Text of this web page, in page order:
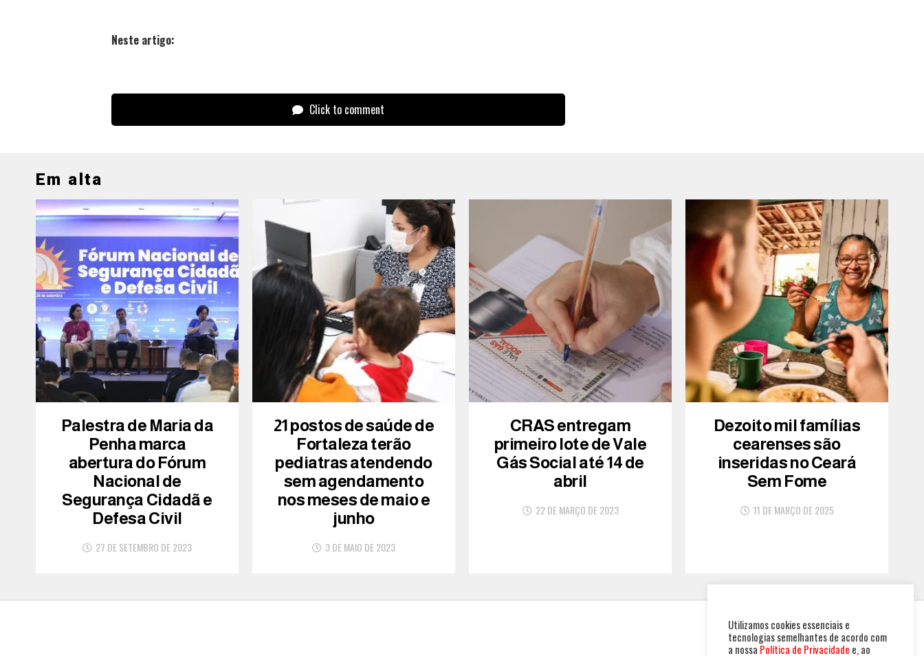
Neste artigo:
Click to comment
Em alta
Palestra de Maria da
Penha marca
abertura do Fórum
Nacional de
Segurança Cidadã e
Defesa Civil
27 DE SETEMBRO DE 2023
21 postos de saúde de
Fortaleza terão
pediatras atendendo
sem agendamento
nos meses de maio e
junho
3 DE MAIO DE 2023
CRAS entregam
primeiro lote de Vale
Gás Social até 14 de
abril
22 DE MARÇO DE 2023
Dezoito mil famílias
cearenses são
inseridas no Ceará
Sem Fome
11 DE MARÇO DE 2025
Utilizamos cookies essenciais e
tecnologias semelhantes de acordo com
a nossa Política de Privacidade e, ao